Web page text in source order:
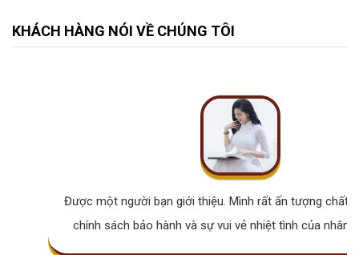
KHÁCH HÀNG NÓI VỀ CHÚNG TÔI
Được một người bạn giới thiệu. Mình rất ấn tượng chất
chính sách bảo hành và sự vui vẻ nhiệt tình của nhân